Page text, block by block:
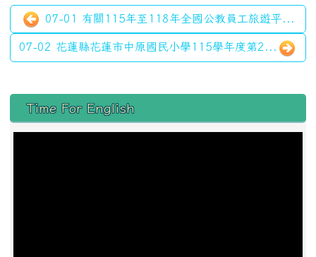
07-01 有關115年至118年全國公教員工旅遊平...
07-02 花蓮縣花蓮市中原國民小學115學年度第2...
左邊區域內容
Time For English